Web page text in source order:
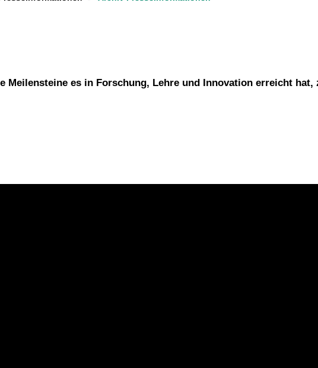
Meilensteine es in Forschung, Lehre und Innovation erreicht